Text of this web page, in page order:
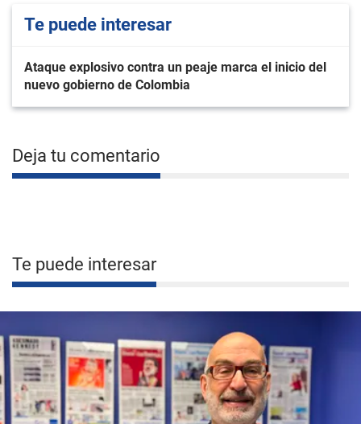
Te puede interesar
Ataque explosivo contra un peaje marca el inicio del
nuevo gobierno de Colombia
Deja tu comentario
Te puede interesar